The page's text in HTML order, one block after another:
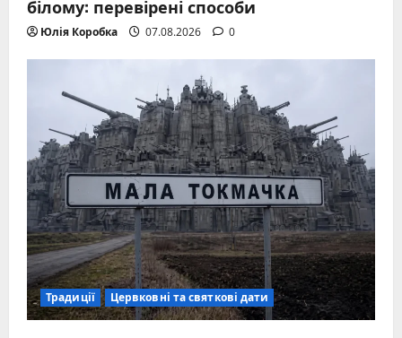
білому: перевірені способи
Юлія Коробка 07.08.2026 0
Традиції Цервковні та святкові дати